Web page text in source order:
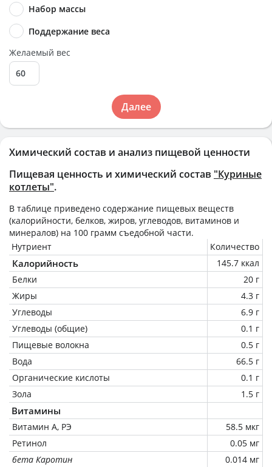
Химический состав и анализ пищевой ценности
Пищевая ценность и химический состав "Куриные
котлеты".
В таблице приведено содержание пищевых веществ
(калорийности, белков, жиров, углеводов, витаминов и
минералов) на 100 грамм съедобной части.
Нутриент
Количество
Калорийность
145.7 ккал
Белки
20 г
Жиры
4.3 г
Углеводы
6.9 г
Углеводы (общие)
0.1 г
Пищевые волокна
0.5 г
Вода
66.5 г
Органические кислоты
0.1 г
Зола
1.5 г
Витамины
Витамин А, РЭ
58.5 мкг
Ретинол
0.05 мг
бета Каротин
0.014 мг
Набор массы
Поддержание веса
Желаемый вес
Далее